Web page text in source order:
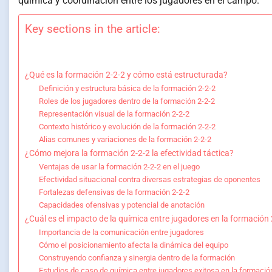
Key sections in the article:
¿Qué es la formación 2-2-2 y cómo está estructurada?
Definición y estructura básica de la formación 2-2-2
Roles de los jugadores dentro de la formación 2-2-2
Representación visual de la formación 2-2-2
Contexto histórico y evolución de la formación 2-2-2
Alias comunes y variaciones de la formación 2-2-2
¿Cómo mejora la formación 2-2-2 la efectividad táctica?
Ventajas de usar la formación 2-2-2 en el juego
Efectividad situacional contra diversas estrategias de oponentes
Fortalezas defensivas de la formación 2-2-2
Capacidades ofensivas y potencial de anotación
¿Cuál es el impacto de la química entre jugadores en la formación
Importancia de la comunicación entre jugadores
Cómo el posicionamiento afecta la dinámica del equipo
Construyendo confianza y sinergia dentro de la formación